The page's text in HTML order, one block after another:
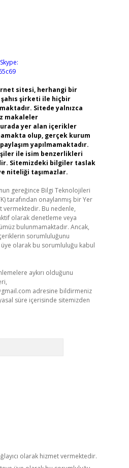
Skype:
sitesi, herhangi bir
şirketi ile hiçbir
Sitede yalnızca
makaleler
yer alan içerikler
olup, gerçek kurum
yapılmamaktadır.
ile isim benzerlikleri
Sitemizdeki bilgiler taslak
niteliği taşımazlar.
gereğince Bilgi Teknolojileri
tarafından onaylanmış bir Yer
vermektedir. Bu nedenle,
olarak denetleme veya
bulunmamaktadır. Ancak,
sorumluluğunu
olarak bu sorumluluğu kabul
aykırı olduğunu
adresine bildirmeniz
süre içerisinde sitemizden
olarak hizmet vermektedir.